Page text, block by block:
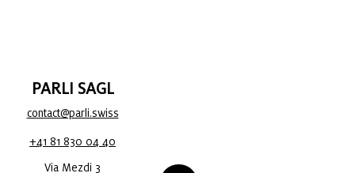
PARLI SAGL
contact@parli.swiss
+41 81 830 04 40
Via Mezdi 3